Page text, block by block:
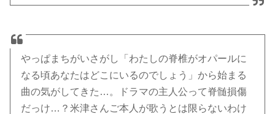
やっぱまちがいさがし「わたしの脊椎がオパールに
なる頃あなたはどこにいるのでしょう」から始まる
曲の気がしてきた…。ドラマの主人公って脊髄損傷
だっけ…？米津さんご本人が歌うとは限らないわけ